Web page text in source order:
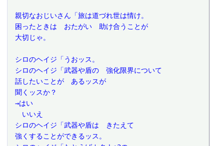
親切なおじいさん「旅は道づれ世は情け。
困ったときは　おたがい　助け合うことが
大切じゃ。
シロのヘイジ「うおッス。
シロのヘイジ「武器や盾の　強化限界について
話したいことが　あるッスが
聞くッスか？
→はい
いいえ
シロのヘイジ「武器や盾は　きたえて
強くすることができるッス。